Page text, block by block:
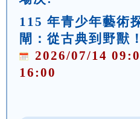
115 年青少年藝術
閘：從古典到野獸！
2026/07/14
16:00